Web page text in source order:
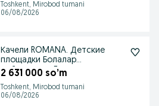
Toshkent, Mirobod tumani
06/08/2026
Качели ROMANA. Детские
площадки Болалар
майдончаси. Горки, карусели.
2 631 000 so’m
Toshkent, Mirobod tumani
06/08/2026